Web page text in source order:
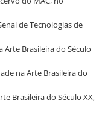
de Tecnologias de
Arte Brasileira do Século
na Arte Brasileira do
Brasileira do Século XX,